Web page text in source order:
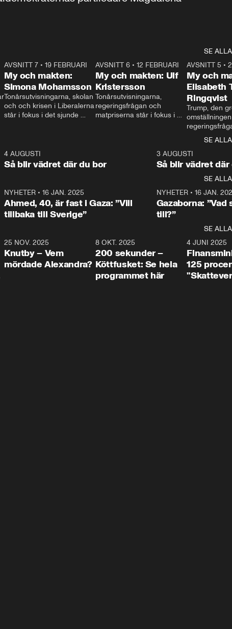
SE ALLA
24:30
AVSNITT 7• 19 FEBRUARI
My och makten:
Simona Mohamsson
Tonårsutvisningarna, skolan
och och krisen i Liberalerna
står i fokus i det sjunde
kommentator My
Rohwedder ställer
utbildnings- och
Mohamsson till svars.
27:30
AVSNITT 6 •12 FEBRUARI
My och makten: Ulf
Kristersson
Tonårsutvisningarna,
regeringsfrågan och
matpriserna står i fokus i
Rohwedder ställer
statsminister Ulf Kristersson
AVSNITT 5 •
My och
Elisabeth
Ringqvist
Trump, den
centrum i
avsnittet av
Makten”. Se
Aftonbladets
Rohwedder
Thand Ring
SE ALLA
4 AUGUSTI
Så blir vädret där du bor
3 AUGUSTI
Så blir vädret där
SE ALLA
NYHETER• 16 JAN. 2025
Ahmed, 40, är fast i Gaza: ”Vill
tillbaka till Sverige”
NYHETER• 16 JAN.
Gazaborna:
till?”
SE ALLA
31:05
25 NOV. 2025
Knutby – Vem
mördade Alexandra?
4:29
8 OKT. 2025
200 sekunder –
Köttfusket: Se hela
programmet här
4 JUNI 2025
125